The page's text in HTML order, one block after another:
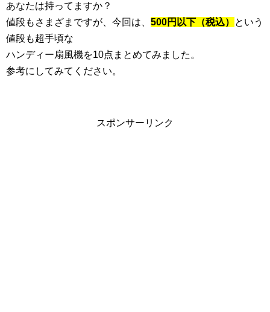
あなたは持ってますか？
値段もさまざまですが、今回は、 500円以下（税込）
という
値段も超手頃な
ハンディー扇風機を10点まとめてみました。
参考にしてみてください。
スポンサーリンク